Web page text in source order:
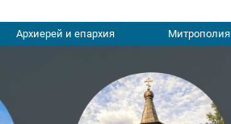
Архиерей и епархия Митрополия